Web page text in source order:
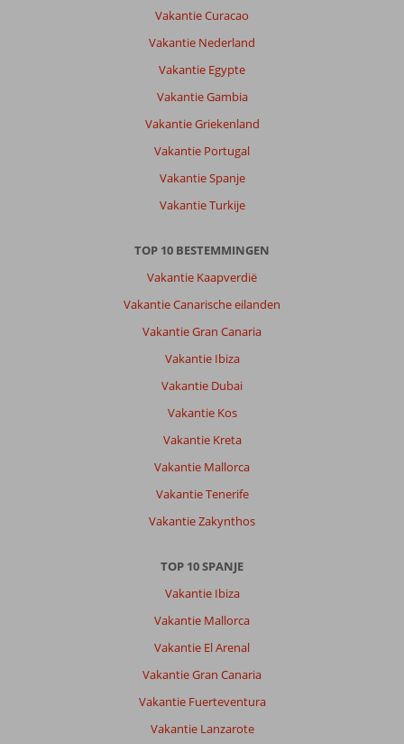
Vakantie Curacao
Vakantie Nederland
Vakantie Egypte
Vakantie Gambia
Vakantie Griekenland
Vakantie Portugal
Vakantie Spanje
Vakantie Turkije
TOP 10 BESTEMMINGEN
Vakantie Kaapverdië
Vakantie Canarische eilanden
Vakantie Gran Canaria
Vakantie Ibiza
Vakantie Dubai
Vakantie Kos
Vakantie Kreta
Vakantie Mallorca
Vakantie Tenerife
Vakantie Zakynthos
TOP 10 SPANJE
Vakantie Ibiza
Vakantie Mallorca
Vakantie El Arenal
Vakantie Gran Canaria
Vakantie Fuerteventura
Vakantie Lanzarote